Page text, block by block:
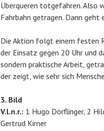
Überqueren totgefahren. Also
Fahrbahn getragen. Dann geht
Die Aktion folgt einem festen
der Einsatz gegen 20 Uhr und
sondern praktische Arbeit,
der zeigt, wie sehr sich
3. Bild
V.l.n.r.: 1 Hugo Dörflinger, 2
Gertrud Kirner